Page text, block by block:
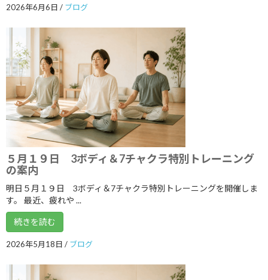
2021年12月
2021年11月
2021年10月
2021年9月
2021年8月
2021年7月
2021年6月
2021年5月
2021年3月
2021年1月
2026年6月6日 / ブログ
５月１９日 3ボディ＆7チャクラ特別トレーニング
の案内
明日５月１９日 3ボディ＆7チャクラ特別トレーニングを開催しま
す。 最近、疲れや ...
続きを読む
2026年5月18日 / ブログ